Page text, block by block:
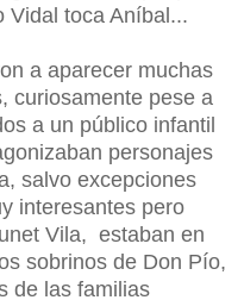
Vidal toca Aníbal...
a aparecer muchas
curiosamente pese a
a un público infantil
personajes
salvo excepciones
interesantes pero
Vila, estaban en
sobrinos de Don Pío,
de las familias